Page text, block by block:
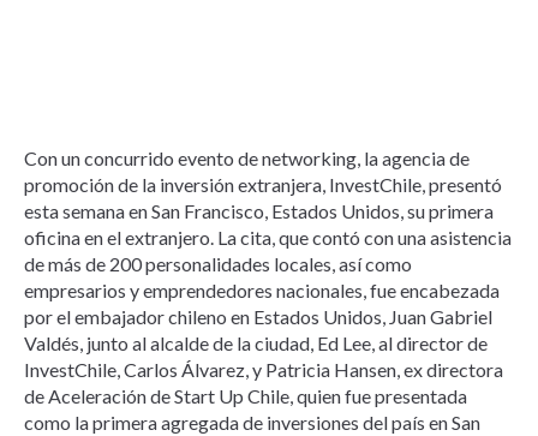
Con un concurrido evento de networking, la agencia de
promoción de la inversión extranjera, InvestChile, presentó
esta semana en San Francisco, Estados Unidos, su primera
oficina en el extranjero. La cita, que contó con una asistencia
de más de 200 personalidades locales, así como
empresarios y emprendedores nacionales, fue encabezada
por el embajador chileno en Estados Unidos, Juan Gabriel
Valdés, junto al alcalde de la ciudad, Ed Lee, al director de
InvestChile, Carlos Álvarez, y Patricia Hansen, ex directora
de Aceleración de Start Up Chile, quien fue presentada
como la primera agregada de inversiones del país en San